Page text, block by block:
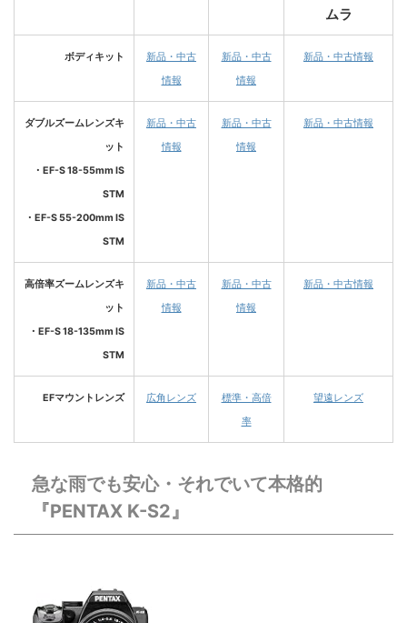
ムラ
ボディキット
新品・中古
情報
新品・中古
情報
新品・中古情報
ダブルズームレンズキ
ット
・EF-S 18-55mm IS
STM
・EF-S 55-200mm IS
STM
新品・中古
情報
新品・中古
情報
新品・中古情報
高倍率ズームレンズキ
ット
・EF-S 18-135mm IS
STM
新品・中古
情報
新品・中古
情報
新品・中古情報
EFマウントレンズ 広角レンズ
標準・高倍
率
望遠レンズ
急な雨でも安心・それでいて本格的
『PENTAX K-S2』